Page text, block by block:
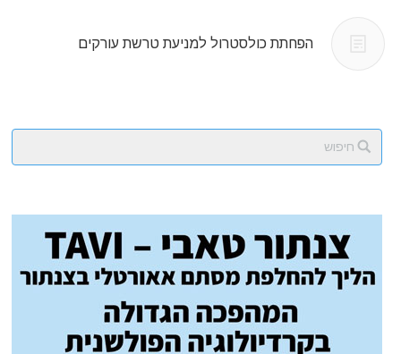
הפחתת כולסטרול למניעת טרשת עורקים